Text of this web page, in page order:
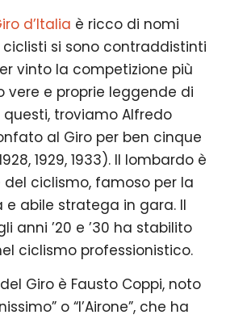
d’Italia è ricco di nomi
si sono contraddistinti
vinto la competizione più
vere e proprie leggende di
questi, troviamo Alfredo
al Giro per ben cinque
1929, 1933). Il lombardo è
ciclismo, famoso per la
e abile stratega in gara. Il
anni ’20 e ’30 ha stabilito
ciclismo professionistico.
Giro è Fausto Coppi, noto
o “l’Airone”, che ha